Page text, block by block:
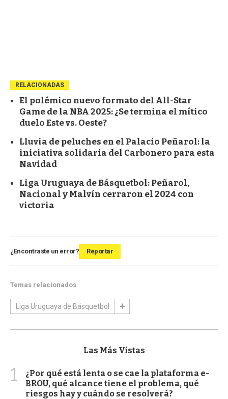
RELACIONADAS
El polémico nuevo formato del All-Star
Game de la NBA 2025: ¿Se termina el mítico
duelo Este vs. Oeste?
Lluvia de peluches en el Palacio Peñarol: la
iniciativa solidaria del Carbonero para esta
Navidad
Liga Uruguaya de Básquetbol: Peñarol,
Nacional y Malvín cerraron el 2024 con
victoria
¿Encontraste un error? Reportar
Temas relacionados
Liga Uruguaya de Básquetbol
Las Más Vistas
1
¿Por qué está lenta o se cae la plataforma e-
BROU, qué alcance tiene el problema, qué
riesgos hay y cuándo se resolverá?